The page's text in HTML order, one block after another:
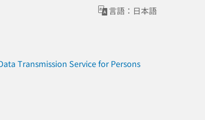
言語：日本語
Transmission Service for Persons